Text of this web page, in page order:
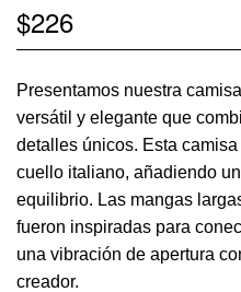
$226
Presentamos nuestra
versátil y elegante que
detalles únicos. Esta
cuello italiano, añadiendo
equilibrio. Las mangas
fueron inspiradas para
una vibración de apertura
creador.